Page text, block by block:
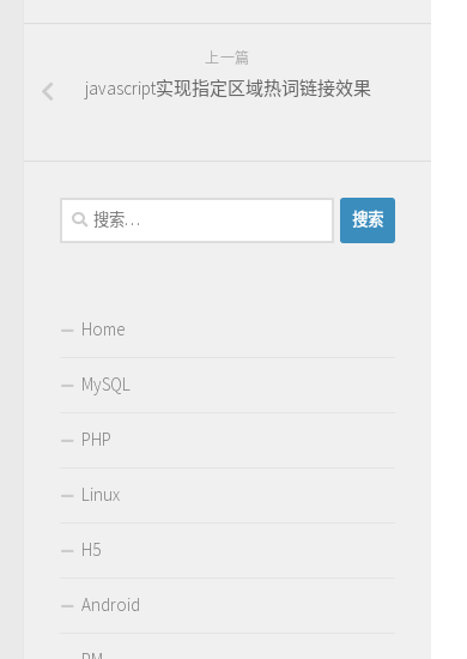
上一篇
javascript实现指定区域热词链接效果
搜
索：
Home
MySQL
PHP
Linux
H5
Android